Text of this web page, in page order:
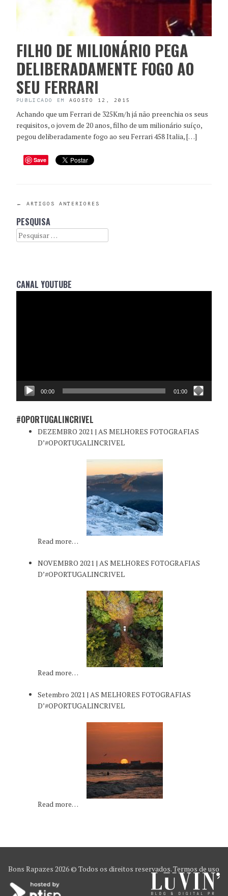
FILHO DE MILIONÁRIO PEGA
DELIBERADAMENTE FOGO AO
SEU FERRARI
PUBLICADO EM AGOSTO 12, 2015
Achando que um Ferrari de 325Km/h já não preenchia os seus
requisitos, o jovem de 20 anos, filho de um milionário suíço,
pegou deliberadamente fogo ao seu Ferrari 458 Italia, […]
Save
POST
NAVIGATION
← ARTIGOS ANTERIORES
PESQUISA
Search
CANAL YOUTUBE
00:00 01:00
#OPORTUGALINCRIVEL
DEZEMBRO 2021 | AS MELHORES FOTOGRAFIAS
D’#OPORTUGALINCRIVEL
Read more…
NOVEMBRO 2021 | AS MELHORES FOTOGRAFIAS
D’#OPORTUGALINCRIVEL
Read more…
Setembro 2021 | AS MELHORES FOTOGRAFIAS
D’#OPORTUGALINCRIVEL
Read more…
Bons Rapazes 2026 © Todos os direitos reservados.Termos de uso